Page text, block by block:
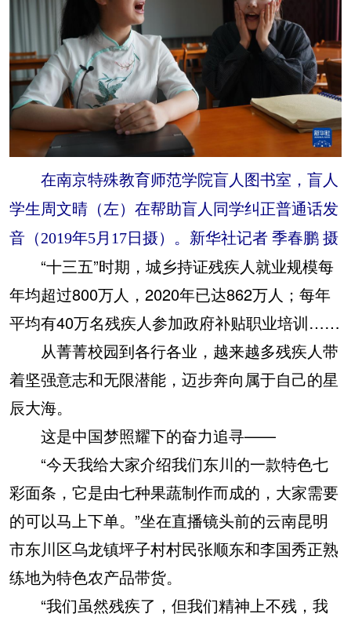
在南京特殊教育师范学院盲人图书室，盲人
学生周文晴（左）在帮助盲人同学纠正普通话发
音（2019年5月17日摄）。新华社记者 季春鹏 摄
“十三五”时期，城乡持证残疾人就业规模每
年均超过800万人，2020年已达862万人；每年
平均有40万名残疾人参加政府补贴职业培训……
从菁菁校园到各行各业，越来越多残疾人带
着坚强意志和无限潜能，迈步奔向属于自己的星
辰大海。
这是中国梦照耀下的奋力追寻——
“今天我给大家介绍我们东川的一款特色七
彩面条，它是由七种果蔬制作而成的，大家需要
的可以马上下单。”坐在直播镜头前的云南昆明
市东川区乌龙镇坪子村村民张顺东和李国秀正熟
练地为特色农产品带货。
“我们虽然残疾了，但我们精神上不残，我